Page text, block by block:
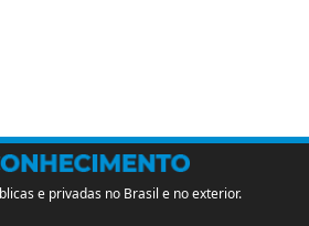
e privadas no Brasil e no exterior.